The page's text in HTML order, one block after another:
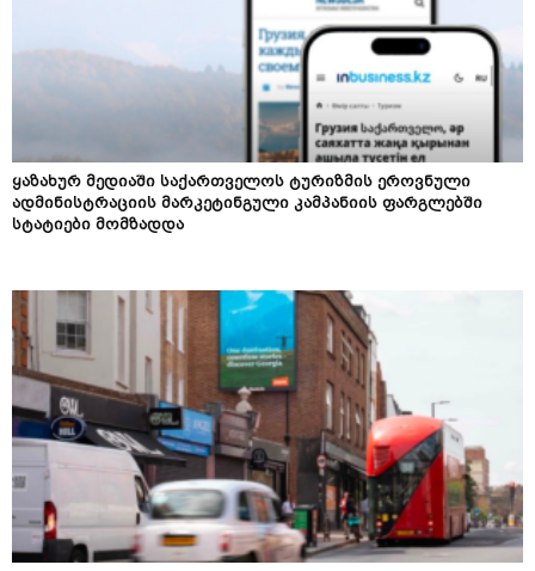
ყაზახურ მედიაში საქართველოს ტურიზმის ეროვნული
ადმინისტრაციის მარკეტინგული კამპანიის ფარგლებში
სტატიები მომზადდა